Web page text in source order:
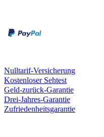
Nulltarif-Versicherung
Kostenloser Sehtest
Geld-zurück-Garantie
Drei-Jahres-Garantie
Zufriedenheitsgarantie